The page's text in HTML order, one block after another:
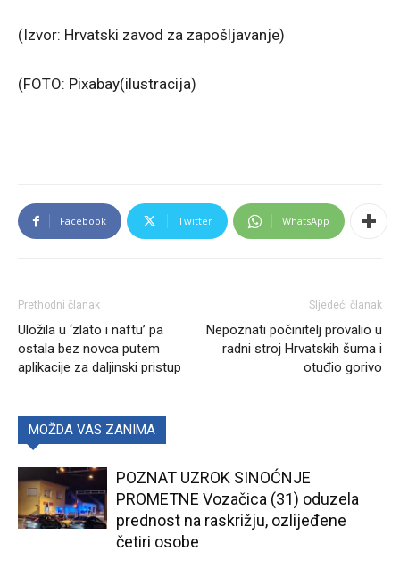
(Izvor: Hrvatski zavod za zapošljavanje)
(FOTO: Pixabay(ilustracija)
Facebook Twitter WhatsApp
Prethodni članak
Uložila u ‘zlato i naftu’ pa
ostala bez novca putem
aplikacije za daljinski pristup
Sljedeći članak
Nepoznati počinitelj provalio u
radni stroj Hrvatskih šuma i
otuđio gorivo
MOŽDA VAS ZANIMA
POZNAT UZROK SINOĆNJE
PROMETNE Vozačica (31) oduzela
prednost na raskrižju, ozlijeđene
četiri osobe